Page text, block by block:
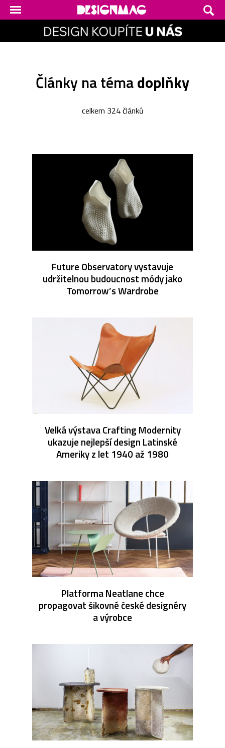
Články na témadoplňky
celkem 324 článků
Future Observatory vystavuje
udržitelnou budoucnost módy jako
Tomorrow’s Wardrobe
Velká výstava Crafting Modernity
ukazuje nejlepší design Latinské
Ameriky z let 1940 až 1980
Platforma Neatlane chce
propagovat šikovné české designéry
a výrobce